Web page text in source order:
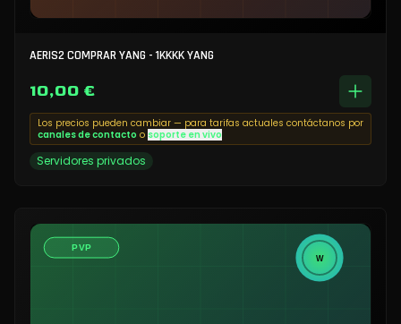
AERIS2 COMPRAR YANG - 1KKKK YANG
10,00 €
Los precios pueden cambiar — para tarifas actuales contáctanos por
canales de contacto o soporte en vivo
Servidores privados